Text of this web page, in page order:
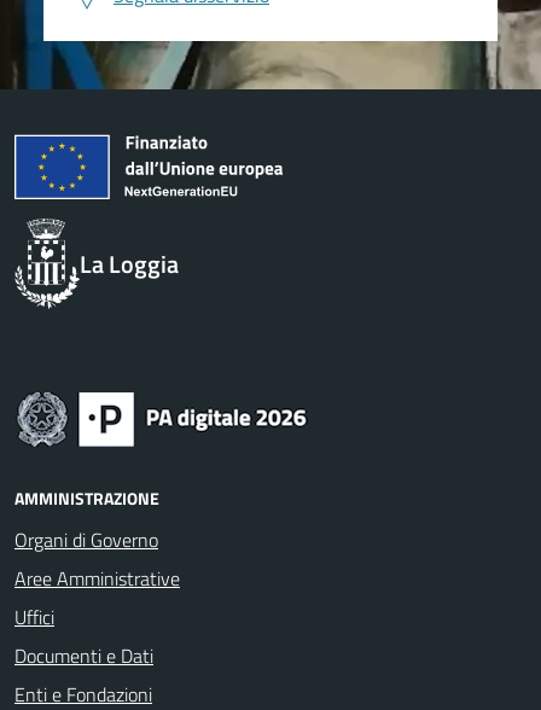
La Loggia
AMMINISTRAZIONE
Organi di Governo
Aree Amministrative
Uffici
Documenti e Dati
Enti e Fondazioni